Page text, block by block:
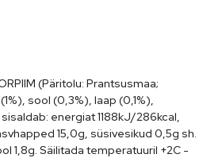
(Päritolu: Prantsusmaa;
sool (0,3%), laap (0,1%),
energiat 1188kJ/286kcal,
15,0g, süsivesikud 0,5g sh.
1,8g. Säilitada temperatuuril +2C -